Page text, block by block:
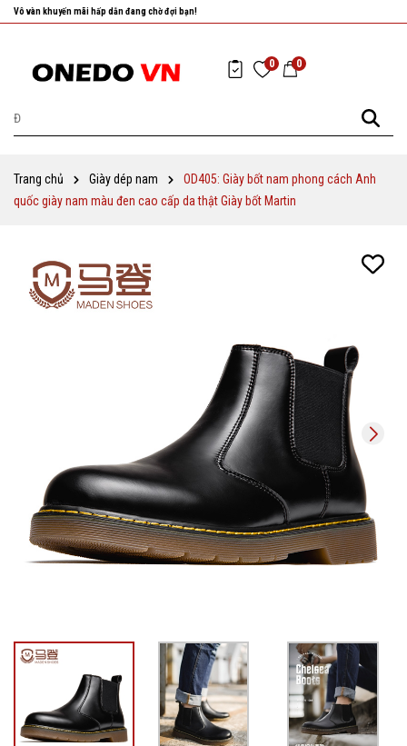
Nhanh tay chọn cho mình những sản phẩm ưng ý nhất!
0 0
Trang chủ Giày dép nam
OD405: Giày bốt nam phong cách Anh
quốc giày nam màu đen cao cấp da thật Giày bốt Martin